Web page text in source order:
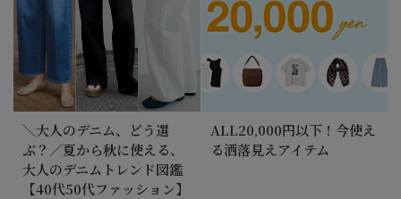
＼大人のデニム、どう選
ぶ？／夏から秋に使える、
大人のデニムトレンド図鑑
【40代50代ファッション】
ALL20,000円以下！今使え
る洒落見えアイテム